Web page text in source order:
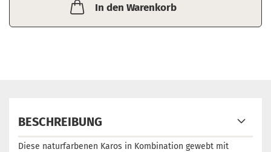
In den Warenkorb
BESCHREIBUNG
Diese naturfarbenen Karos in Kombination gewebt mit